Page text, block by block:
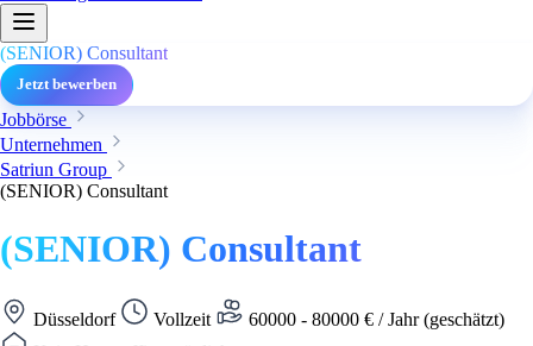
(SENIOR) Consultant
Jetzt bewerben
Jobbörse
Unternehmen
Satriun Group
(SENIOR) Consultant
(SENIOR) Consultant
Düsseldorf Vollzeit
60000 - 80000 € / Jahr (geschätzt)